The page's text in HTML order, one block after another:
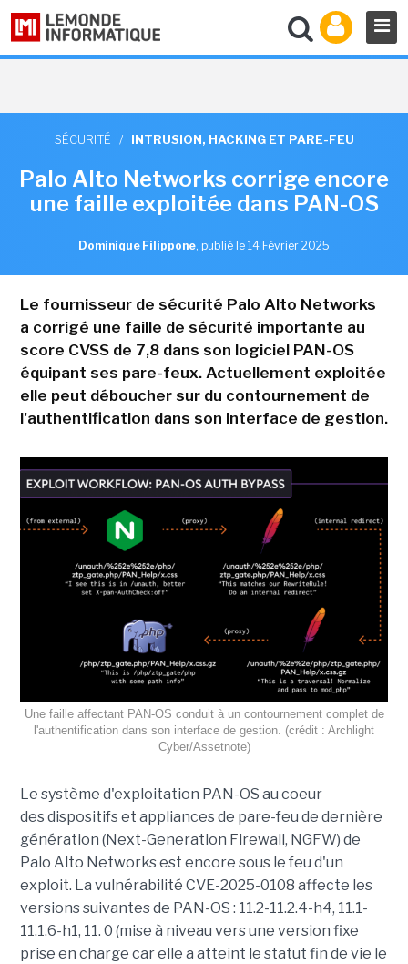
SÉCURITÉ / INTRUSION, HACKING ET PARE-FEU
Palo Alto Networks corrige encore
une faille exploitée dans PAN-OS
Dominique Filippone, publié le 14 Février 2025
Le fournisseur de sécurité Palo Alto Networks
a corrigé une faille de sécurité importante au
score CVSS de 7,8 dans son logiciel PAN-OS
équipant ses pare-feux. Actuellement exploitée
elle peut déboucher sur du contournement de
l'authentification dans son interface de gestion.
Une faille affectant PAN-OS conduit à un contournement complet de
l'authentification dans son interface de gestion. (crédit : Archlight
Cyber/Assetnote)
Le système d'exploitation PAN-OS au coeur
des dispositifs et appliances de pare-feu de dernière
génération (Next-Generation Firewall, NGFW) de
Palo Alto Networks est encore sous le feu d'un
exploit. La vulnérabilité CVE-2025-0108 affecte les
versions suivantes de PAN-OS : 11.2-11.2.4-h4, 11.1-
11.1.6-h1, 11. 0 (mise à niveau vers une version fixe
prise en charge car elle a atteint le statut fin de vie le